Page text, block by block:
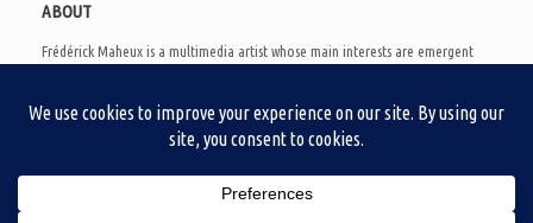
ABOUT
Frédérick Maheux is a multimedia artist whose main interests are emergent
creates noisy video games, produces industrial music under Un Regard Froid,
and practices the art of analogic collages. He is currently a doctoral student
creation as a research methodology to study noise.